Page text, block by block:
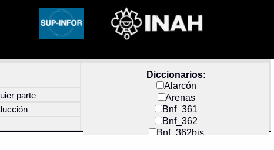
Diccionarios:
Alarcón
Arenas
Bnf_361
Bnf_362
Bnf_362bis
parte